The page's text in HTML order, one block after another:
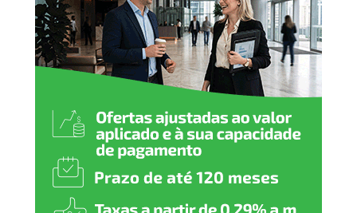
do pátio também
representam um avanço
importante na inclusão,
garantindo que todos os
alunos possam participar
das atividades com
segurança, conforto e
autonomia.”